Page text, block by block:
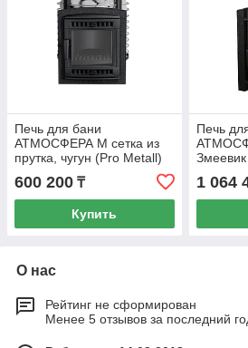
Печь для бани
АТМОСФЕРА М сетка из
прутка, чугун (Pro Metall)
600 200 ₸
Купить
Печь
Змеевик
(Pro
1 064
О нас
Рейтинг не сформирован
Менее 5 отзывов за последний